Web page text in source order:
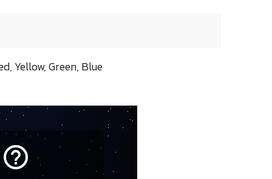
Yellow, Green, Blue
help_outline